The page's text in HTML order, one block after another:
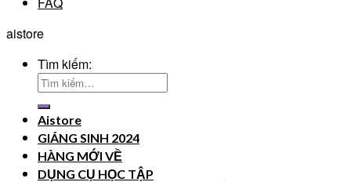
aistore
Tìm kiếm:
Aistore
GIÁNG SINH 2024
HÀNG MỚI VỀ
DỤNG CỤ HỌC TẬP